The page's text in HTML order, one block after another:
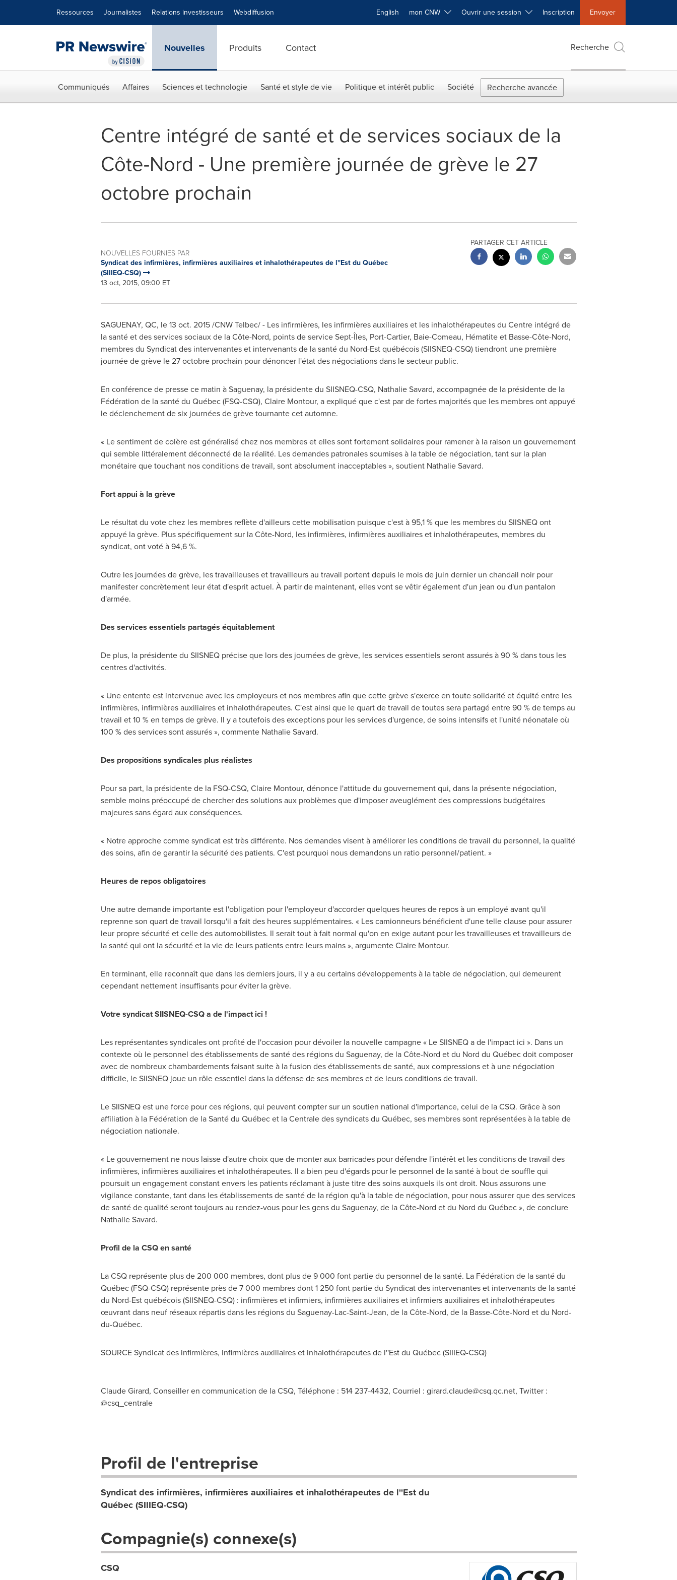
Ressources Journalistes Relations investisseurs Webdiffusion English mon CNW Ouvrir une session Inscription Envoyer
Nouvelles Produits Contact Recherche
Communiqués Affaires Sciences et technologie Santé et style de vie Politique et intérêt public Société Recherche avancée
Centre intégré de santé et de services sociaux de la
Côte-Nord - Une première journée de grève le 27
octobre prochain
NOUVELLES FOURNIES PAR
Syndicat des infirmières, infirmières auxiliaires et inhalothérapeutes de l''Est du Québec
(SIIIEQ-CSQ)
13 oct, 2015, 09:00 ET
PARTAGER CET ARTICLE
SAGUENAY, QC, le13 oct. 2015/CNW Telbec/ - Les infirmières, les infirmières auxiliaires et les inhalothérapeutes du Centre intégré de
la santé et des services sociaux de la Côte-Nord, points de service Sept-Îles, Port-Cartier, Baie-Comeau, Hématite et Basse-Côte-Nord,
membres du Syndicat des intervenantes et intervenants de la santé du Nord-Est québécois (SIISNEQ-CSQ) tiendront une première
journée de grève le 27 octobre prochain pour dénoncer l'état des négociations dans le secteur public.
En conférence de presse ce matin à Saguenay, la présidente du SIISNEQ-CSQ, Nathalie Savard, accompagnée de la présidente de la
Fédération de la santé du Québec (FSQ-CSQ), Claire Montour, a expliqué que c'est par de fortes majorités que les membres ont appuyé
le déclenchement de six journées de grève tournante cet automne.
« Le sentiment de colère est généralisé chez nos membres et elles sont fortement solidaires pour ramener à la raison un gouvernement
qui semble littéralement déconnecté de la réalité. Les demandes patronales soumises à la table de négociation, tant sur la plan
monétaire que touchant nos conditions de travail, sont absolument inacceptables », soutient Nathalie Savard.
Fort appui à la grève
Le résultat du vote chez les membres reflète d'ailleurs cette mobilisation puisque c'est à 95,1 % que les membres du SIISNEQ ont
appuyé la grève. Plus spécifiquement sur la Côte-Nord, les infirmières, infirmières auxiliaires et inhalothérapeutes, membres du
syndicat, ont voté à 94,6 %.
Outre les journées de grève, les travailleuses et travailleurs au travail portent depuis le mois de juin dernier un chandail noir pour
manifester concrètement leur état d'esprit actuel. À partir de maintenant, elles vont se vêtir également d'un jean ou d'un pantalon
d'armée.
Des services essentiels partagés équitablement
De plus, la présidente du SIISNEQ précise que lors des journées de grève, les services essentiels seront assurés à 90 % dans tous les
centres d'activités.
« Une entente est intervenue avec les employeurs et nos membres afin que cette grève s'exerce en toute solidarité et équité entre les
infirmières, infirmières auxiliaires et inhalothérapeutes. C'est ainsi que le quart de travail de toutes sera partagé entre 90 % de temps au
travail et 10 % en temps de grève. Il y a toutefois des exceptions pour les services d'urgence, de soins intensifs et l'unité néonatale où
100 % des services sont assurés », commente Nathalie Savard.
Des propositions syndicales plus réalistes
Pour sa part, la présidente de la FSQ-CSQ, Claire Montour, dénonce l'attitude du gouvernement qui, dans la présente négociation,
semble moins préoccupé de chercher des solutions aux problèmes que d'imposer aveuglément des compressions budgétaires
majeures sans égard aux conséquences.
« Notre approche comme syndicat est très différente. Nos demandes visent à améliorer les conditions de travail du personnel, la qualité
des soins, afin de garantir la sécurité des patients. C'est pourquoi nous demandons un ratio personnel/patient. »
Heures de repos obligatoires
Une autre demande importante est l'obligation pour l'employeur d'accorder quelques heures de repos à un employé avant qu'il
reprenne son quart de travail lorsqu'il a fait des heures supplémentaires. « Les camionneurs bénéficient d'une telle clause pour assurer
leur propre sécurité et celle des automobilistes. Il serait tout à fait normal qu'on en exige autant pour les travailleuses et travailleurs de
la santé qui ont la sécurité et la vie de leurs patients entre leurs mains », argumenteClaire Montour.
En terminant, elle reconnaît que dans les derniers jours, il y a eu certains développements à la table de négociation, qui demeurent
cependant nettement insuffisants pour éviter la grève.
Votre syndicat SIISNEQ-CSQ a de l'impact ici !
Les représentantes syndicales ont profité de l'occasion pour dévoiler la nouvelle campagne « Le SIISNEQ a de l'impact ici ». Dans un
contexte où le personnel des établissements de santé des régions du Saguenay, de la Côte-Nord et du Nord du Québec doit composer
avec de nombreux chambardements faisant suite à la fusion des établissements de santé, aux compressions et à une négociation
difficile, le SIISNEQ joue un rôle essentiel dans la défense de ses membres et de leurs conditions de travail.
Le SIISNEQ est une force pour ces régions, qui peuvent compter sur un soutien national d'importance, celui de la CSQ. Grâce à son
affiliation à la Fédération de la Santé du Québec et la Centrale des syndicats du Québec, ses membres sont représentées à la table de
négociation nationale.
« Le gouvernement ne nous laisse d'autre choix que de monter aux barricades pour défendre l'intérêt et les conditions de travail des
infirmières, infirmières auxiliaires et inhalothérapeutes. Il a bien peu d'égards pour le personnel de la santé à bout de souffle qui
poursuit un engagement constant envers les patients réclamant à juste titre des soins auxquels ils ont droit. Nous assurons une
vigilance constante, tant dans les établissements de santé de la région qu'à la table de négociation, pour nous assurer que des services
de santé de qualité seront toujours au rendez-vous pour les gens du Saguenay, de la Côte-Nord et du Nord du Québec », de conclure
Nathalie Savard.
Profil de la CSQ en santé
La CSQ représente plus de 200 000 membres, dont plus de 9 000 font partie du personnel de la santé. La Fédération de la santé du
Québec (FSQ-CSQ) représente près de 7 000 membres dont 1 250 font partie du Syndicat des intervenantes et intervenants de la santé
du Nord-Est québécois (SIISNEQ-CSQ) : infirmières et infirmiers, infirmières auxiliaires et infirmiers auxiliaires et inhalothérapeutes
œuvrant dans neuf réseaux répartis dans les régions du Saguenay-Lac-Saint-Jean, de la Côte-Nord, de la Basse-Côte-Nord et du Nord-
du-Québec.
SOURCE Syndicat des infirmières, infirmières auxiliaires et inhalothérapeutes de l''Est du Québec (SIIIEQ-CSQ)
Claude Girard, Conseiller en communication de la CSQ, Téléphone : 514 237-4432, Courriel : girard.claude@csq.qc.net, Twitter :
@csq_centrale
Profil de l'entreprise
Syndicat des infirmières, infirmières auxiliaires et inhalothérapeutes de l''Est du
Québec (SIIIEQ-CSQ)
Compagnie(s) connexe(s)
CSQ